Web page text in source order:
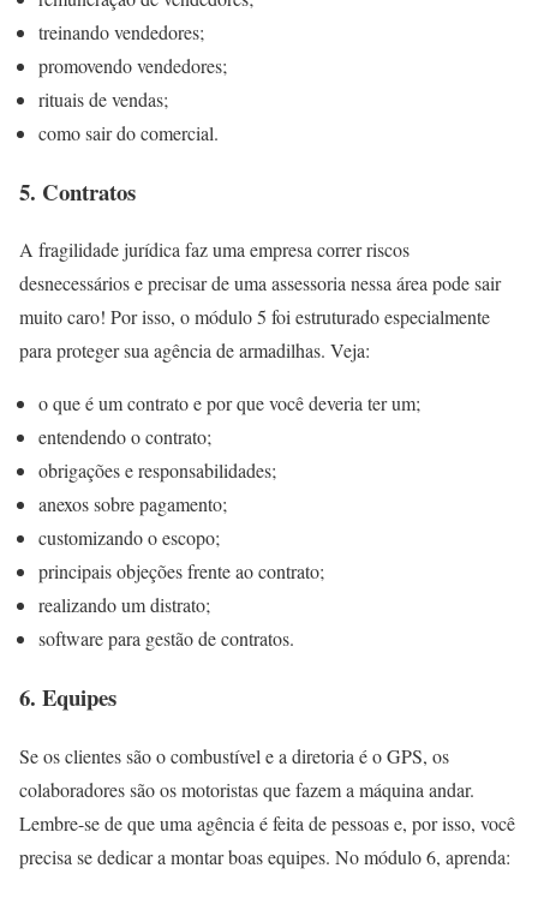
treinando vendedores;
promovendo vendedores;
rituais de vendas;
como sair do comercial.
5. Contratos
A fragilidade jurídica faz uma empresa correr riscos
desnecessários e precisar de uma assessoria nessa área pode sair
muito caro! Por isso, o módulo 5 foi estruturado especialmente
para proteger sua agência de armadilhas. Veja:
o que é um contrato e por que você deveria ter um;
entendendo o contrato;
obrigações e responsabilidades;
anexos sobre pagamento;
customizando o escopo;
principais objeções frente ao contrato;
realizando um distrato;
software para gestão de contratos.
6. Equipes
Se os clientes são o combustível e a diretoria é o GPS, os
colaboradores são os motoristas que fazem a máquina andar.
Lembre-se de que uma agência é feita de pessoas e, por isso, você
precisa se dedicar a montar boas equipes. No módulo 6, aprenda: